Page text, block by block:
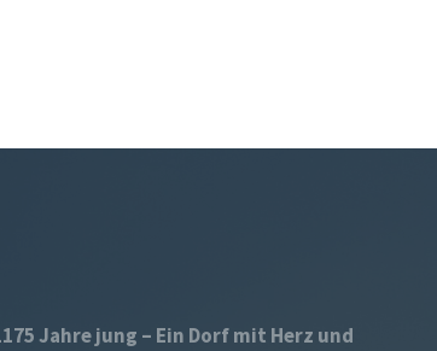
Jahre jung – Ein Dorf mit Herz und